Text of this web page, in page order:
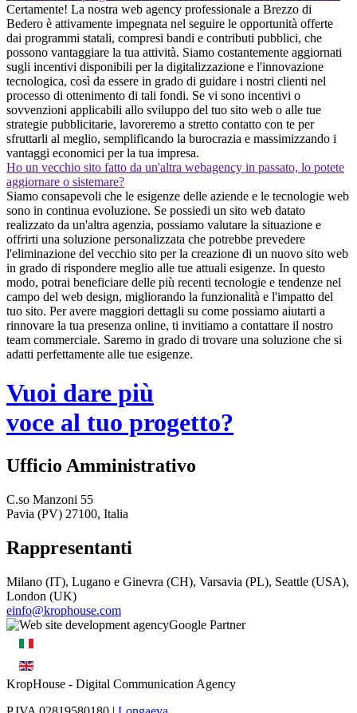
Certamente! La nostra web agency professionale a Brezzo di
Bedero è attivamente impegnata nel seguire le opportunità offerte
dai programmi statali, compresi bandi e contributi pubblici, che
possono vantaggiare la tua attività. Siamo costantemente aggiornati
sugli incentivi disponibili per la digitalizzazione e l'innovazione
tecnologica, così da essere in grado di guidare i nostri clienti nel
processo di ottenimento di tali fondi. Se vi sono incentivi o
sovvenzioni applicabili allo sviluppo del tuo sito web o alle tue
strategie pubblicitarie, lavoreremo a stretto contatto con te per
sfruttarli al meglio, semplificando la burocrazia e massimizzando i
vantaggi economici per la tua impresa.
Ho un vecchio sito fatto da un'altra webagency in passato, lo potete
aggiornare o sistemare?
Siamo consapevoli che le esigenze delle aziende e le tecnologie web
sono in continua evoluzione. Se possiedi un sito web datato
realizzato da un'altra agenzia, possiamo valutare la situazione e
offrirti una soluzione personalizzata che potrebbe prevedere
l'eliminazione del vecchio sito per la creazione di un nuovo sito web
in grado di rispondere meglio alle tue attuali esigenze. In questo
modo, potrai beneficiare delle più recenti tecnologie e tendenze nel
campo del web design, migliorando la funzionalità e l'impatto del
tuo sito. Per avere maggiori dettagli su come possiamo aiutarti a
rinnovare la tua presenza online, ti invitiamo a contattare il nostro
team commerciale. Saremo in grado di trovare una soluzione che si
adatti perfettamente alle tue esigenze.
Vuoi dare più
voce al tuo progetto?
Ufficio Amministrativo
C.so Manzoni 55
Pavia (PV) 27100, Italia
Rappresentanti
Milano (IT), Lugano e Ginevra (CH), Varsavia (PL), Seattle (USA),
London (UK)
einfo@krophouse.com
KropHouse - Digital Communication Agency